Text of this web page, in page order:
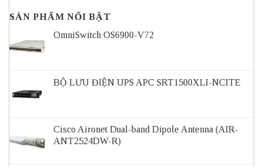
SẢN PHẨM NỔI BẬT
OmniSwitch OS6900-V72
BỘ LƯU ĐIỆN UPS APC SRT1500XLI-NCITE
Cisco Aironet Dual-band Dipole Antenna (AIR-
ANT2524DW-R)